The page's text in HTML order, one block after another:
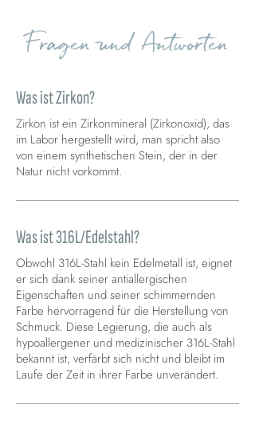
Fragen und Antworten
Was ist Zirkon?
Zirkon ist ein Zirkonmineral (Zirkonoxid), das
im Labor hergestellt wird, man spricht also
von einem synthetischen Stein, der in der
Natur nicht vorkommt.
Was ist 316L/Edelstahl?
Obwohl 316L-Stahl kein Edelmetall ist, eignet
er sich dank seiner antiallergischen
Eigenschaften und seiner schimmernden
Farbe hervorragend für die Herstellung von
Schmuck. Diese Legierung, die auch als
hypoallergener und medizinischer 316L-Stahl
bekannt ist, verfärbt sich nicht und bleibt im
Laufe der Zeit in ihrer Farbe unverändert.